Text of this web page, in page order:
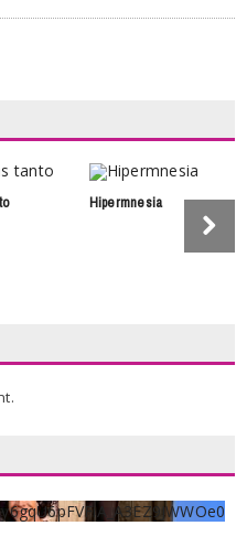
Hipermnesia